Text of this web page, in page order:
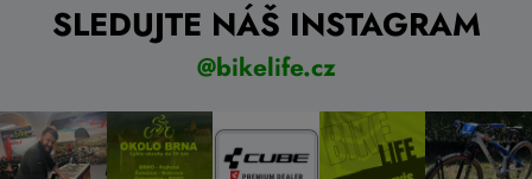
SLEDUJTE NÁŠ INSTAGRAM
@bikelife.cz